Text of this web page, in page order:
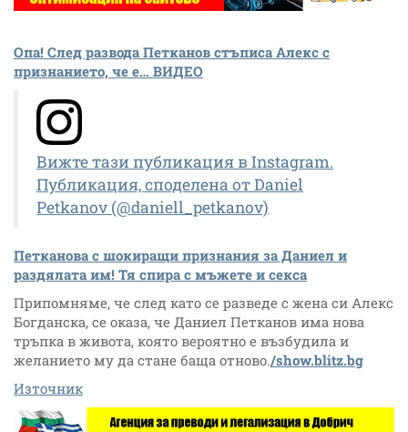
Опа! След развода Петканов стъписа Алекс с
признанието, че е… ВИДЕО
Вижте тази публикация в Instagram.
Публикация, споделена от Daniel
Petkanov (@daniell_petkanov)
Петканова с шокиращи признания за Даниел и
раздялата им! Тя спира с мъжете и секса
Припомняме, че след като се разведе с жена си Алекс
Богданска, се оказа, че Даниел Петканов има нова
тръпка в живота, която вероятно е възбудила и
желанието му да стане баща отново./show.blitz.bg
Източник